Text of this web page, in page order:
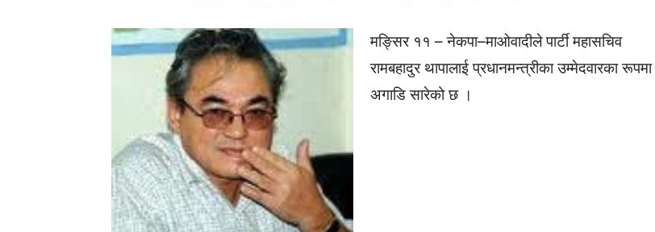
मङ्सिर ११ – नेकपा–माओवादीले पार्टी महासचिव
रामबहादुर थापालाई प्रधानमन्त्रीका उम्मेदवारका रूपमा
अगाडि सारेको छ ।